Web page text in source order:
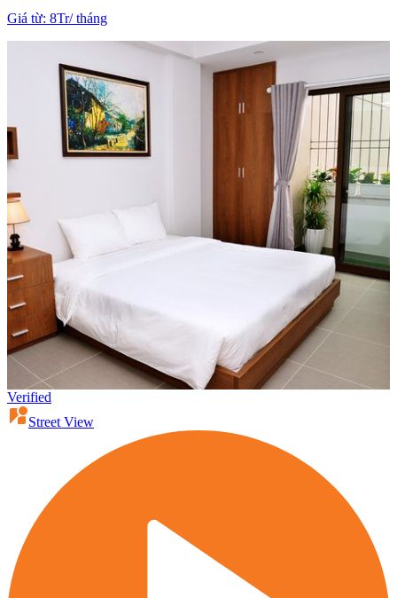
Giá từ: 8Tr/tháng
Verified
Street View